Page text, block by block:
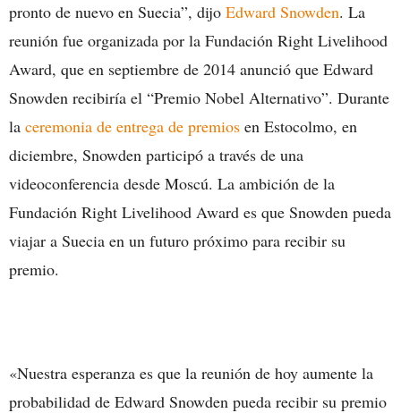
pronto de nuevo en Suecia”, dijo Edward Snowden. La
reunión fue organizada por la Fundación Right Livelihood
Award, que en septiembre de 2014 anunció que Edward
Snowden recibiría el “Premio Nobel Alternativo”. Durante
la ceremonia de entrega de premios en Estocolmo, en
diciembre, Snowden participó a través de una
videoconferencia desde Moscú. La ambición de la
Fundación Right Livelihood Award es que Snowden pueda
viajar a Suecia en un futuro próximo para recibir su
premio.
«Nuestra esperanza es que la reunión de hoy aumente la
probabilidad de Edward Snowden pueda recibir su premio